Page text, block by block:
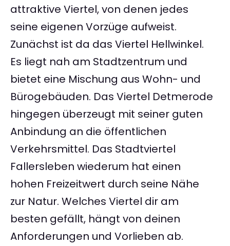
attraktive Viertel, von denen jedes
seine eigenen Vorzüge aufweist.
Zunächst ist da das Viertel Hellwinkel.
Es liegt nah am Stadtzentrum und
bietet eine Mischung aus Wohn- und
Bürogebäuden. Das Viertel Detmerode
hingegen überzeugt mit seiner guten
Anbindung an die öffentlichen
Verkehrsmittel. Das Stadtviertel
Fallersleben wiederum hat einen
hohen Freizeitwert durch seine Nähe
zur Natur. Welches Viertel dir am
besten gefällt, hängt von deinen
Anforderungen und Vorlieben ab.